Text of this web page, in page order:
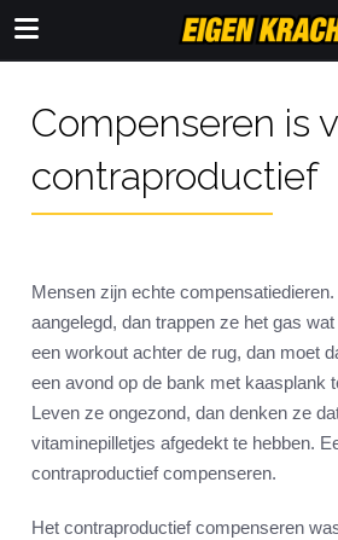
Compenseren is
contraproductief
Mensen zijn echte
aangelegd, dan trappen ze het gas
een workout achter de rug, dan moet
een avond op de bank met kaasplank
Leven ze ongezond, dan denken ze
vitaminepilletjes afgedekt te hebben.
contraproductief compenseren.
Het contraproductief compenseren